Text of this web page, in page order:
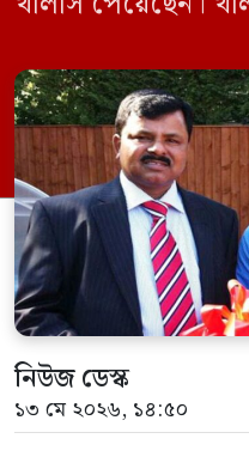
ইফতেখার আহমদ
মঙ্গলবার দুপুরে
প্রমাণ জেরা শেষে
হওয়ায় খালাস দেন
নিউজ ডেস্ক
১৩ মে ২০২৬, ১৪:৫০